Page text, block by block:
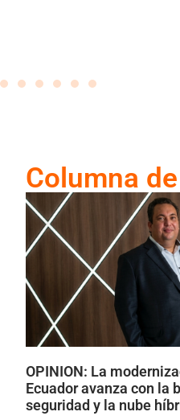
Columna
OPINION: La
Ecuador avanza con la
seguridad y la nube